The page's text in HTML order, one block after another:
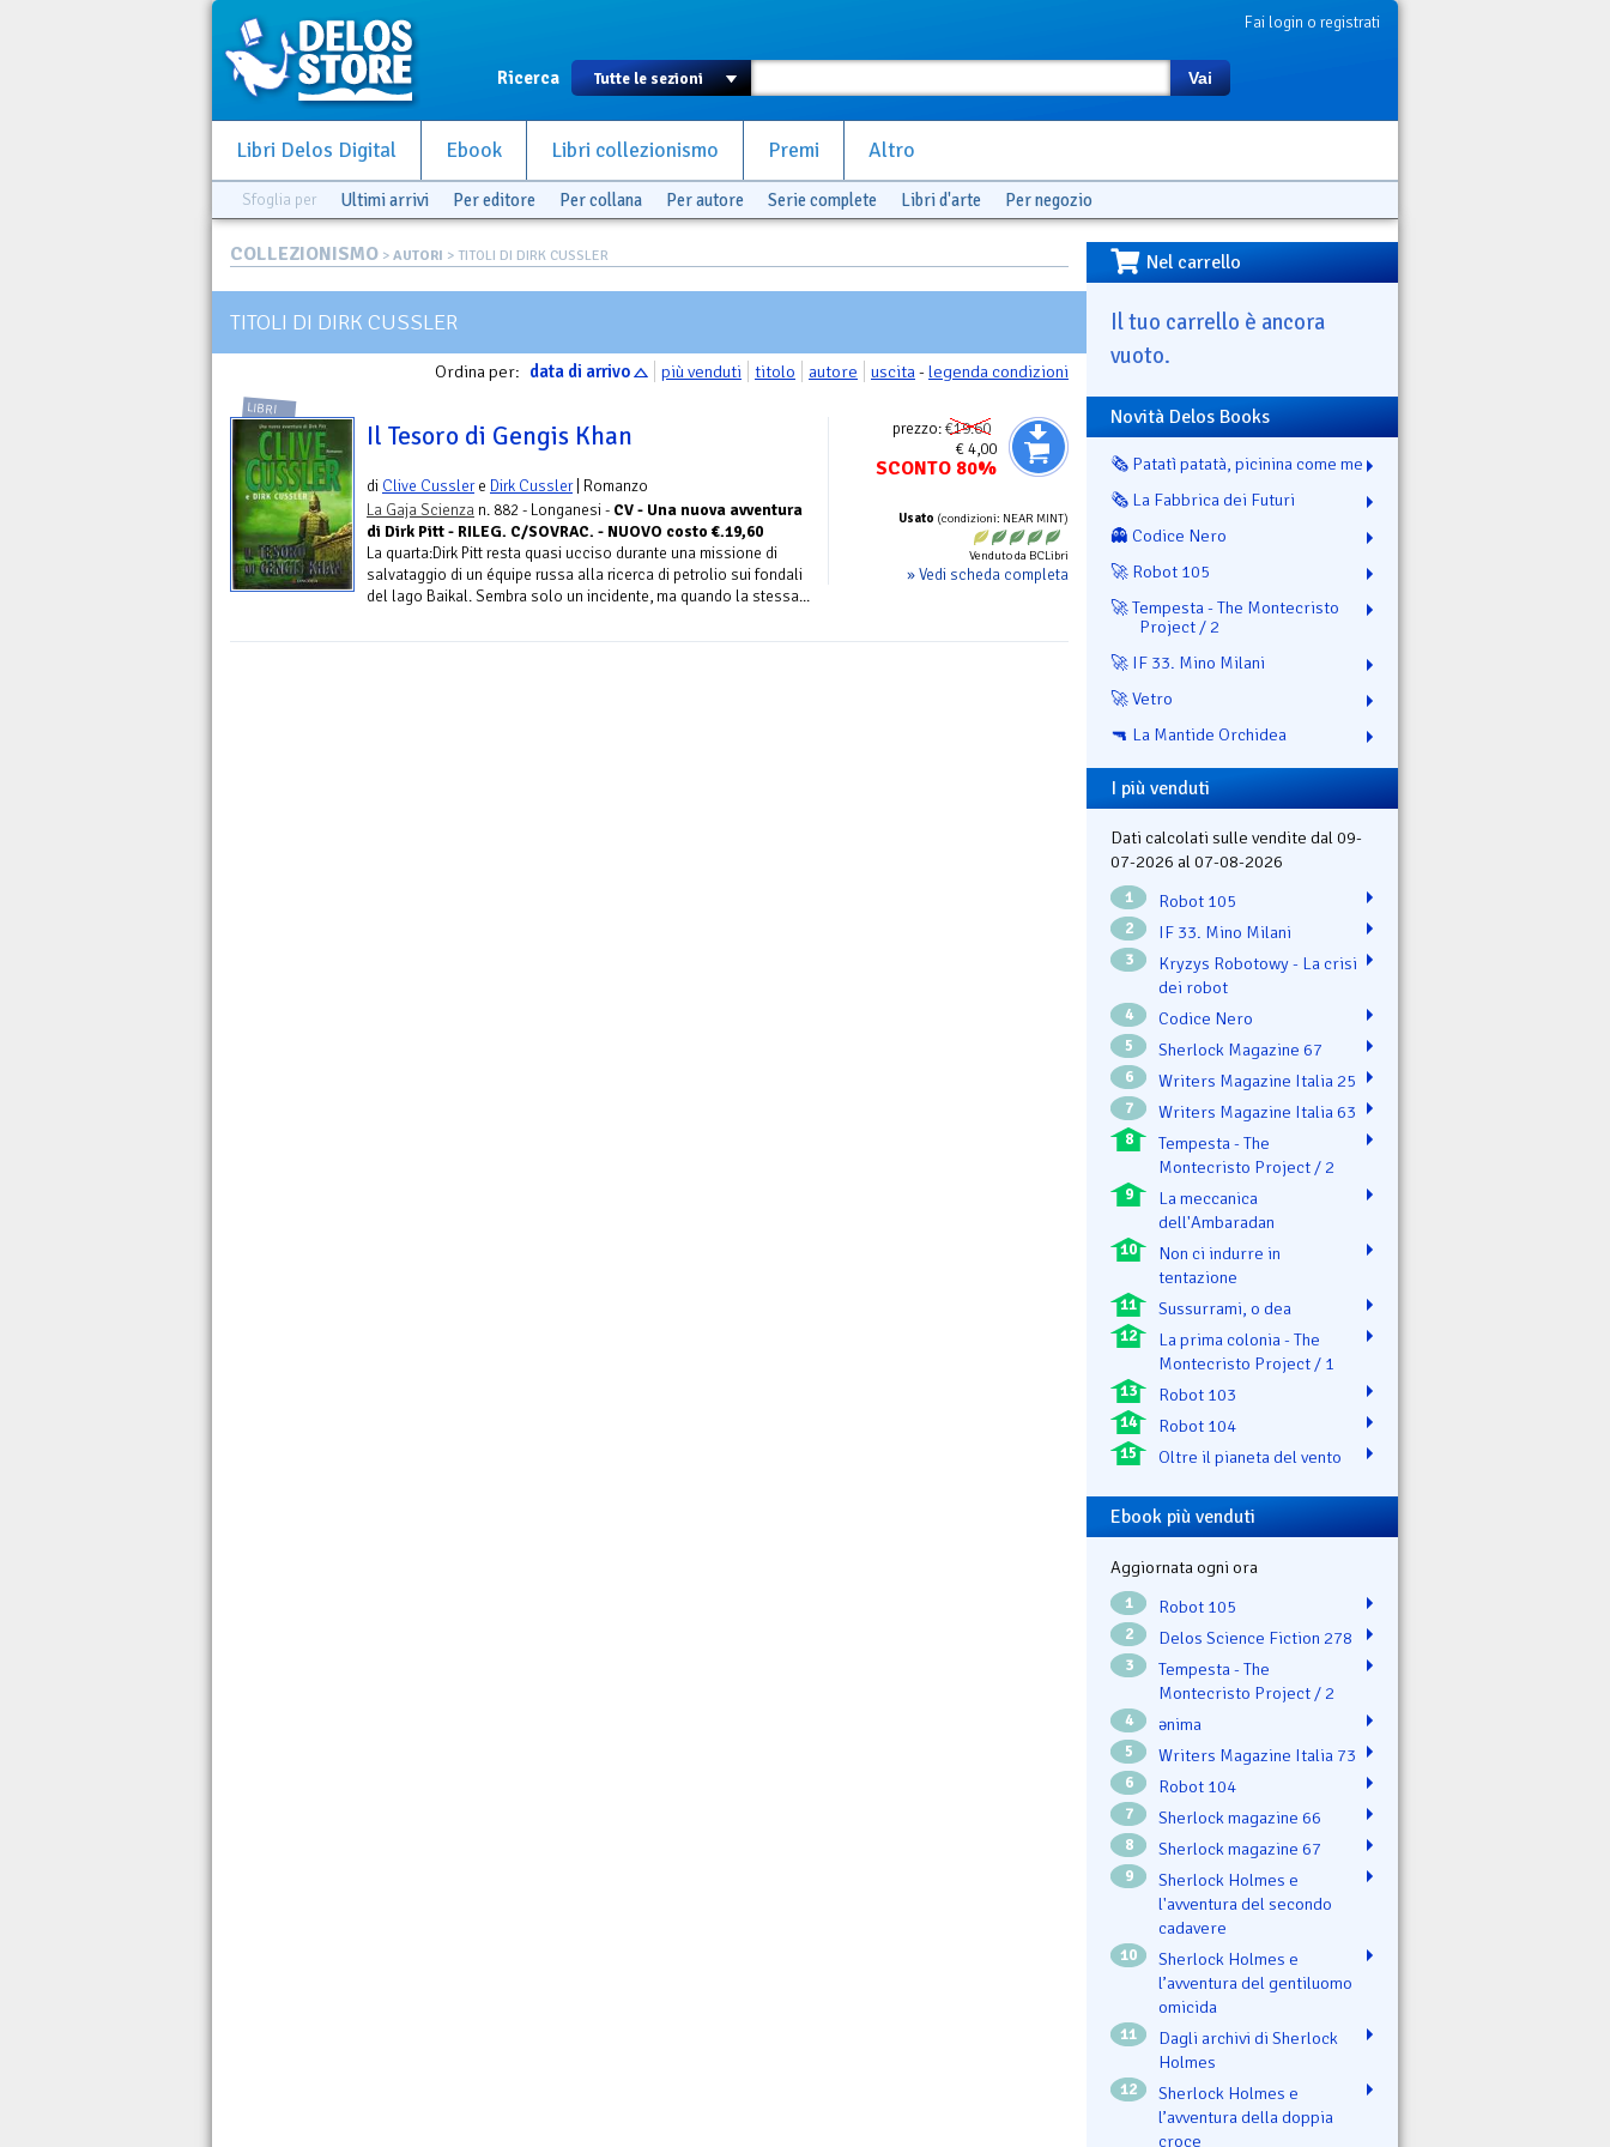
Fai login o registrati
Ricerca Vai
Libri Delos Digital Ebook Libri collezionismo Premi Altro
Sfoglia per Ultimi arrivi Per editore Per collana Per autore Serie complete Libri d'arte Per negozio
COLLEZIONISMO > AUTORI > TITOLI DI DIRK CUSSLER
TITOLI DI DIRK CUSSLER
Ordina per: data di arrivo più venduti titolo autore uscita-legenda condizioni
prezzo:€19.60
€ 4,00
SCONTO 80%
Usato (condizioni: NEAR MINT)
Venduto da BCLibri
» Vedi scheda completa
LIBRI
Il Tesoro di Gengis Khan
di Clive Cusslere Dirk Cussler| Romanzo
La Gaja Scienza n. 882 - Longanesi - CV - Una nuova avventura
di Dirk Pitt - RILEG. C/SOVRAC. - NUOVO costo €.19,60
La quarta:Dirk Pitt resta quasi ucciso durante una missione di
salvataggio di un équipe russa alla ricerca di petrolio sui fondali
del lago Baikal. Sembra solo un incidente, ma quando la stessa...
Nel carrello
Il tuo carrello è ancora
vuoto.
Novità Delos Books
🗞️ Patatì patatà, picinina come me
🗞️ La Fabbrica dei Futuri
👻 Codice Nero
🚀 Robot 105
🚀 Tempesta - The Montecristo
Project / 2
🚀 IF 33. Mino Milani
🚀 Vetro
🔫 La Mantide Orchidea
I più venduti
Dati calcolati sulle vendite dal 09-
07-2026 al 07-08-2026
1 Robot 105
2 IF 33. Mino Milani
3
Kryzys Robotowy - La crisi
dei robot
4 Codice Nero
5 Sherlock Magazine 67
6 Writers Magazine Italia 25
7 Writers Magazine Italia 63
8
Tempesta - The
Montecristo Project / 2
9
La meccanica
dell'Ambaradan
10
Non ci indurre in
tentazione
11 Sussurrami, o dea
12
La prima colonia - The
Montecristo Project / 1
13 Robot 103
14 Robot 104
15 Oltre il pianeta del vento
Ebook più venduti
Aggiornata ogni ora
1 Robot 105
2 Delos Science Fiction 278
3
Tempesta - The
Montecristo Project / 2
4 ənima
5 Writers Magazine Italia 73
6 Robot 104
7 Sherlock magazine 66
8 Sherlock magazine 67
9
Sherlock Holmes e
l'avventura del secondo
cadavere
10
Sherlock Holmes e
l’avventura del gentiluomo
omicida
11
Dagli archivi di Sherlock
Holmes
12
Sherlock Holmes e
l’avventura della doppia
croce